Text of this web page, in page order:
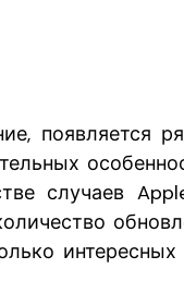
появляется
случаев